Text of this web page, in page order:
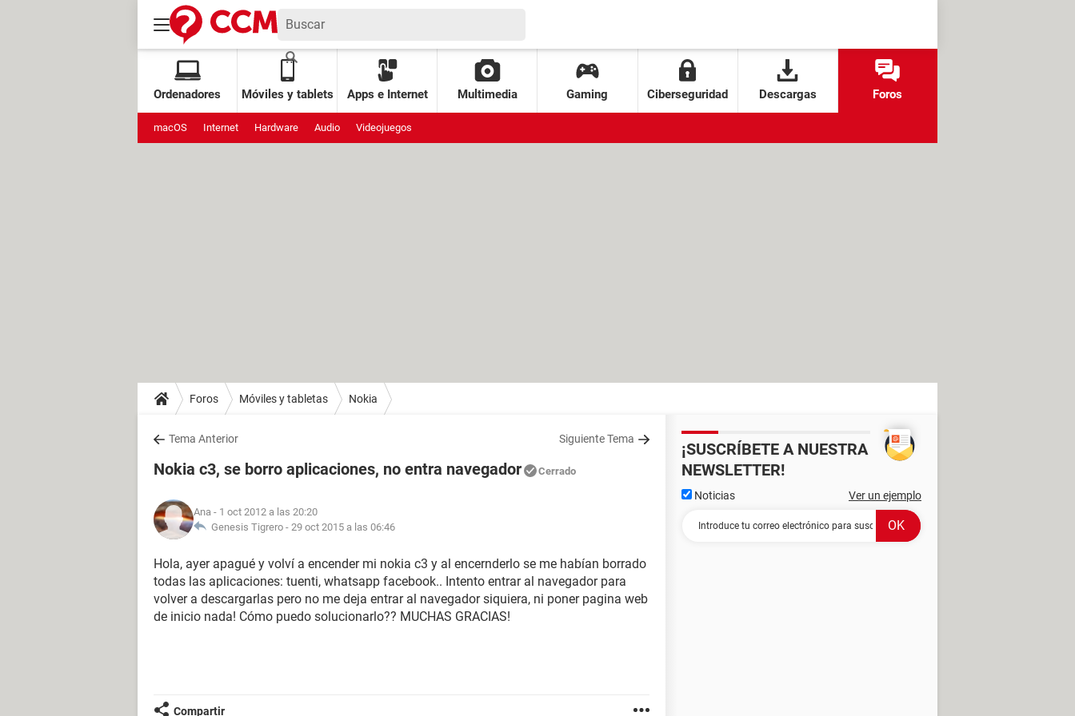
Ordenadores Móviles y tablets Apps e Internet Multimedia Gaming Ciberseguridad Descargas Foros
macOS Internet Hardware Audio Videojuegos
Foros Móviles y tabletas Nokia
Tema Anterior Siguiente Tema
Nokia c3, se borro aplicaciones, no entra navegador Cerrado
Ana - 1 oct 2012 a las 20:20
Genesis Tigrero - 29 oct 2015 a las 06:46
Hola, ayer apagué y volví a encender mi nokia c3 y al encernderlo se me habían borrado
todas las aplicaciones: tuenti, whatsapp facebook.. Intento entrar al navegador para
volver a descargarlas pero no me deja entrar al navegador siquiera, ni poner pagina web
de inicio nada! Cómo puedo solucionarlo?? MUCHAS GRACIAS!
Compartir
¡SUSCRÍBETE A NUESTRA
NEWSLETTER!
Noticias Ver un ejemplo